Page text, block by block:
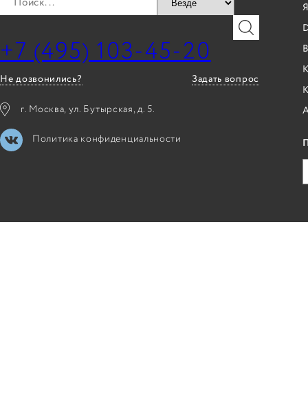
+7 (495) 103-45-20
Не дозвонились? Задать вопрос
г. Москва, ул. Бутырская, д. 5.
Политика конфиденциальности